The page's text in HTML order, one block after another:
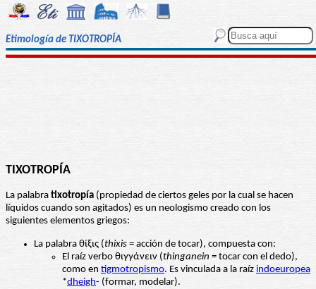
Etimología de TIXOTROPÍA
TIXOTROPÍA
La palabra tixotropía (propiedad de ciertos geles por la cual se hacen
líquidos cuando son agitados) es un neologismo creado con los
siguientes elementos griegos:
La palabra θίξις (thixis = acción de tocar), compuesta con:
El raíz verbo θιγγάνειν (thinganein = tocar con el dedo),
como en tigmotropismo. Es vinculada a la raíz indoeuropea
*dheigh- (formar, modelar).